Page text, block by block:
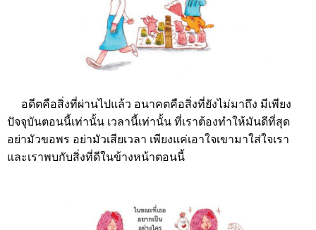
อดีตคือสิ่งที่ผ่านไปแล้ว อนาคตคือสิ่งที่ยังไม่มาถึง มีเพียง
ปัจจุบันตอนนี้เท่านั้น เวลานี้เท่านั้น ที่เราต้องทำให้มันดีที่สุด
อย่ามัวขอพร อย่ามัวเสียเวลา เพียงแค่เอาใจเขามาใส่ใจเรา
และเราพบกับสิ่งที่ดีในข้างหน้าตอนนี้